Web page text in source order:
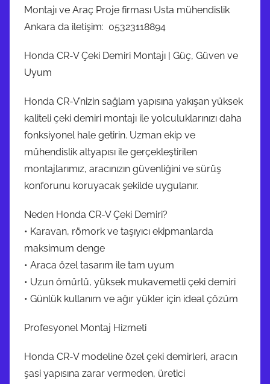
Montajı ve Araç Proje firması Usta mühendislik
Ankara da iletişim: 05323118894
Honda CR-V Çeki Demiri Montajı | Güç, Güven ve
Uyum
Honda CR-V’nizin sağlam yapısına yakışan yüksek
kaliteli çeki demiri montajı ile yolculuklarınızı daha
fonksiyonel hale getirin. Uzman ekip ve
mühendislik altyapısı ile gerçekleştirilen
montajlarımız, aracınızın güvenliğini ve sürüş
konforunu koruyacak şekilde uygulanır.
Neden Honda CR-V Çeki Demiri?
• Karavan, römork ve taşıyıcı ekipmanlarda
maksimum denge
• Araca özel tasarım ile tam uyum
• Uzun ömürlü, yüksek mukavemetli çeki demiri
• Günlük kullanım ve ağır yükler için ideal çözüm
Profesyonel Montaj Hizmeti
Honda CR-V modeline özel çeki demirleri, aracın
şasi yapısına zarar vermeden, üretici